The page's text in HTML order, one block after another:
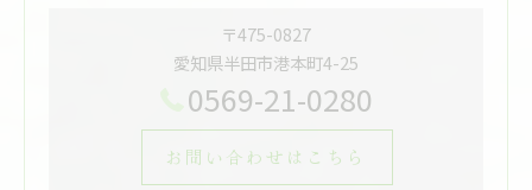
〒475-0827
愛知県半田市港本町4-25
0569-21-0280
お問い合わせはこちら